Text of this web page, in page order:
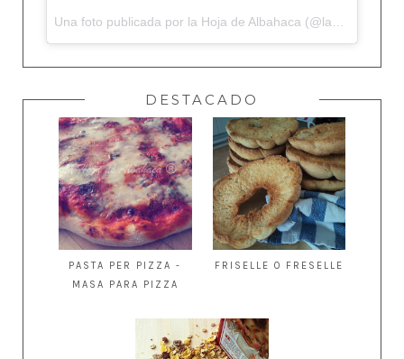
DESTACADO
PASTA PER PIZZA -
MASA PARA PIZZA
FRISELLE O FRESELLE